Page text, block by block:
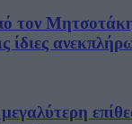
τον
ίδιες